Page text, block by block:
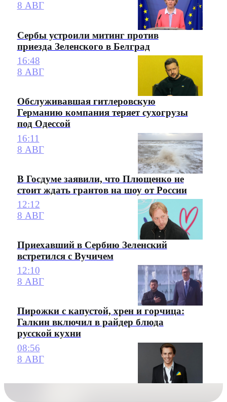
8 АВГ
Сербы устроили митинг против
приезда Зеленского в Белград
16:48
8 АВГ
Обслуживавшая гитлеровскую
Германию компания теряет сухогрузы
под Одессой
16:11
8 АВГ
В Госдуме заявили, что Плющенко не
стоит ждать грантов на шоу от России
12:12
8 АВГ
Приехавший в Сербию Зеленский
встретился с Вучичем
12:10
8 АВГ
Пирожки с капустой, хрен и горчица:
Галкин включил в райдер блюда
русской кухни
08:56
8 АВГ